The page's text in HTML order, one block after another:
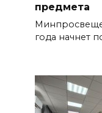
предмета
года начнет